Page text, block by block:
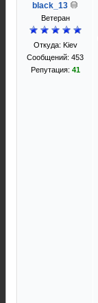
black_13
Ветеран
Откуда: Kiev
Сообщений: 453
Репутация: 41